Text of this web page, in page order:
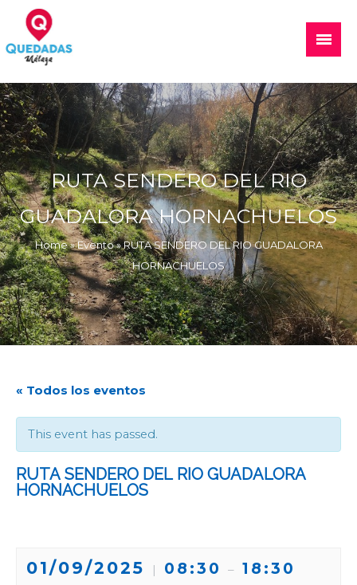
content
Quedadas, excursiones, eventos
Main
Menu
RUTA SENDERO DEL RIO
GUADALORA HORNACHUELOS
Home»Evento»RUTA SENDERO DEL RIO GUADALORA
HORNACHUELOS
« Todos los eventos
This event has passed.
RUTA SENDERO DEL RIO GUADALORA
HORNACHUELOS
01/09/2025 | 08:30 – 18:30